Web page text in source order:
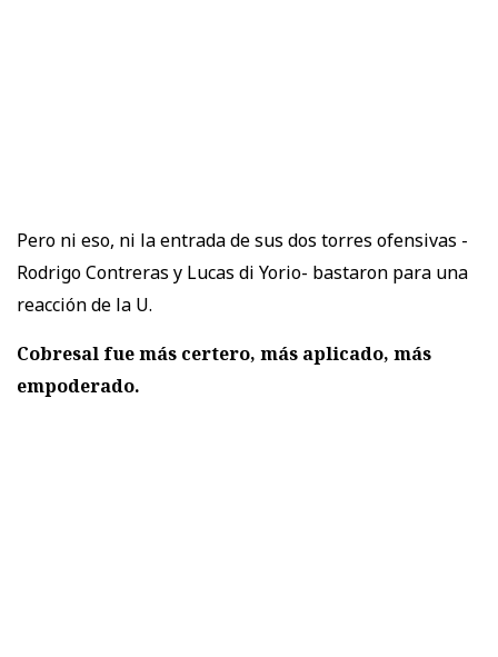
Pero ni eso, ni la entrada de sus dos torres ofensivas -
Rodrigo Contreras y Lucas di Yorio- bastaron para una
reacción de la U.
Cobresal fue más certero, más aplicado, más
empoderado.